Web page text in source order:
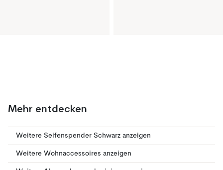
Mehr entdecken
Weitere Seifenspender Schwarz anzeigen
Weitere Wohnaccessoires anzeigen